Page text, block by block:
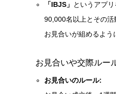
「IBJS」 というアプ
90,000名以上とその
お見合いが組めるよう
お見合いや交際ルー
お見合いのルール: